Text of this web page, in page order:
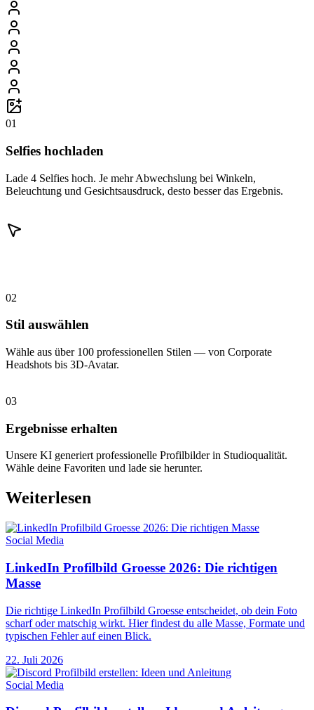
01
Selfies hochladen
Lade 4 Selfies hoch. Je mehr Abwechslung bei Winkeln,
Beleuchtung und Gesichtsausdruck, desto besser das Ergebnis.
02
Stil auswählen
Wähle aus über 100 professionellen Stilen — von Corporate
Headshots bis 3D-Avatar.
03
Ergebnisse erhalten
Unsere KI generiert professionelle Profilbilder in Studioqualität.
Wähle deine Favoriten und lade sie herunter.
Weiterlesen
Social Media
LinkedIn Profilbild Groesse 2026: Die richtigen
Masse
Die richtige LinkedIn Profilbild Groesse entscheidet, ob dein Foto
scharf oder matschig wirkt. Hier findest du alle Masse, Formate und
typischen Fehler auf einen Blick.
22. Juli 2026
Social Media